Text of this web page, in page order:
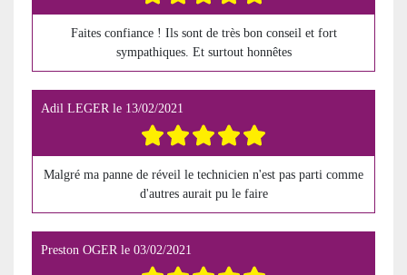
Faites confiance ! Ils sont de très bon conseil et fort
sympathiques. Et surtout honnêtes
Adil LEGER le 13/02/2021
Malgré ma panne de réveil le technicien n'est pas parti comme
d'autres aurait pu le faire
Preston OGERle 03/02/2021